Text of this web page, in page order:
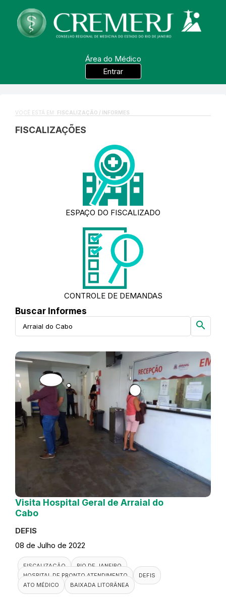
Área do Médico
Entrar
VOCÊ ESTÁ EM: FISCALIZAÇÃO / INFORMES
FISCALIZAÇÕES
ESPAÇO DO FISCALIZADO
CONTROLE DE DEMANDAS
Buscar Informes
search
Visita Hospital Geral de Arraial do
Cabo
DEFIS
08 de Julho de 2022
FISCALIZAÇÃO
RIO DE JANEIRO
HOSPITAL DE PRONTO ATENDIMENTO
DEFIS
ATO MÉDICO
BAIXADA LITORÂNEA